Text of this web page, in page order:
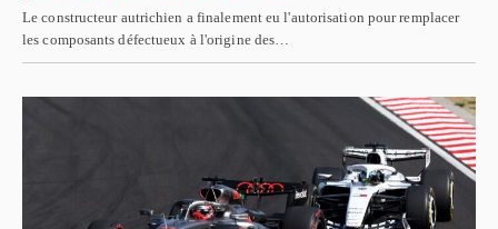
Le constructeur autrichien a finalement eu l'autorisation pour remplacer
les composants défectueux à l'origine des…